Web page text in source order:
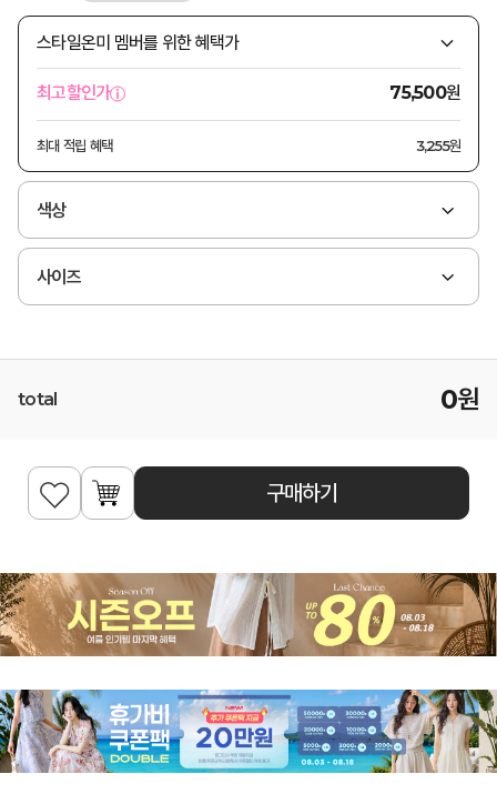
스타일온미 멤버를 위한 혜택가
최고할인가 75,500원
최대 적립 혜택 3,255원
색상
사이즈
total 0원
구매하기